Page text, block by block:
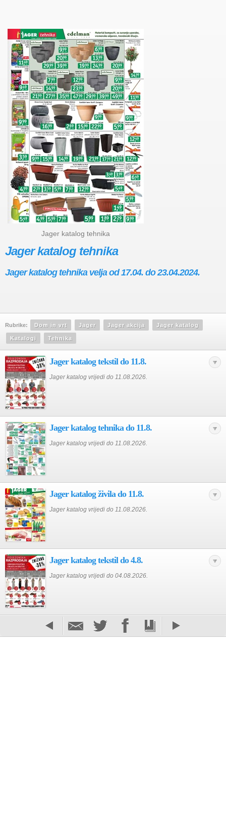
Jager katalog tehnika
Jager katalog tehnika
Jager katalog tehnika velja od 17.04. do 23.04.2024.
Rubrike: Dom in vrt Jager Jager akcija Jager katalog
Katalogi Tehnika
Jager katalog tekstil do 11.8.
Jager katalog vrijedi do 11.08.2026.
Jager katalog tehnika do 11.8.
Jager katalog vrijedi do 11.08.2026.
Jager katalog živila do 11.8.
Jager katalog vrijedi do 11.08.2026.
Jager katalog tekstil do 4.8.
Jager katalog vrijedi do 04.08.2026.